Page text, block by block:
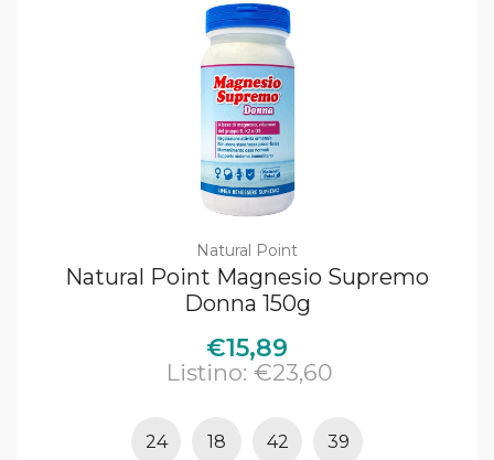
Natural Point
Natural Point Magnesio Supremo
Donna 150g
€15,89
Listino: €23,60
24 18 42 39